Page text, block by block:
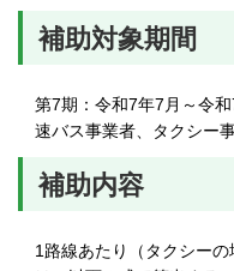
補助対象期間
第7期：令和7年7月～令
速バス事業者、タクシー事
補助内容
1路線あたり（タクシー